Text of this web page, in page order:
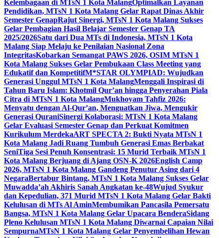
Kelembagaan di MTsN 1 Kota MalangOptimalkan Layanan
Pendidikan, MTsN 1 Kota Malang Gelar Rapat Dinas Akhir
Semester GenapRajut Sinergi, MTsN 1 Kota Malang Sukses
Gelar Pembagian Hasil Belajar Semester Genap TA
2025/2026Satu dari Dua MTs di Indonesia, MTsN 1 Kota
Malang Siap Melaju ke Penilaian Nasional Zona
IntegritasKobarkan Semangat PAWS 2026, OSIM MTsN 1
Kota Malang Sukses Gelar Pembukaan Class Meeting yang
Edukatif dan KompetitifM*STAR OLYMPIAD: Wujudkan
Generasi Unggul MTsN 1 Kota MalangMenggali Inspirasi di
Tahun Baru Islam: Khotmil Qur’an hingga Penyerahan Piala
Citra di MTsN 1 Kota MalangMukhoyam Tahfiz 2026:
Menyatu dengan Al-Qur’an, Menguatkan Jiwa, Mengukir
Generasi QuraniSinergi Kolaborasi: MTsN 1 Kota Malang
Gelar Evaluasi Semester Genap dan Perkuat Komitmen
Kurikulum MerdekaART SPECTA 2: Bukti Nyata MTsN 1
Kota Malang Jadi Ruang Tumbuh Generasi Emas Berbakat
SeniTiga Sesi Penuh Konsentrasi: 15 Murid Terbaik MTsN 1
Kota Malang Berjuang di Ajang OSN-K 2026English Camp
2026, MTsN 1 Kota Malang Gandeng Penutur Asing dari 4
NegaraBertabur Bintang, MTsN 1 Kota Malang Sukses Gelar
Muwadda’ah Akhiris Sanah Angkatan ke-48Wujud Syukur
dan Kepedulian, 371 Murid MTsN 1 Kota Malang Gelar Bakti
Kelulusan di MTs Al AminMembumikan Pancasila Pemersatu
Bangsa, MTsN 1 Kota Malang Gelar Upacara BenderaSidang
Pleno Kelulusan MTsN 1 Kota Malang Diwarnai Capaian Nilai
SempurnaMTsN 1 Kota Malang Gelar Penyembelihan Hewan